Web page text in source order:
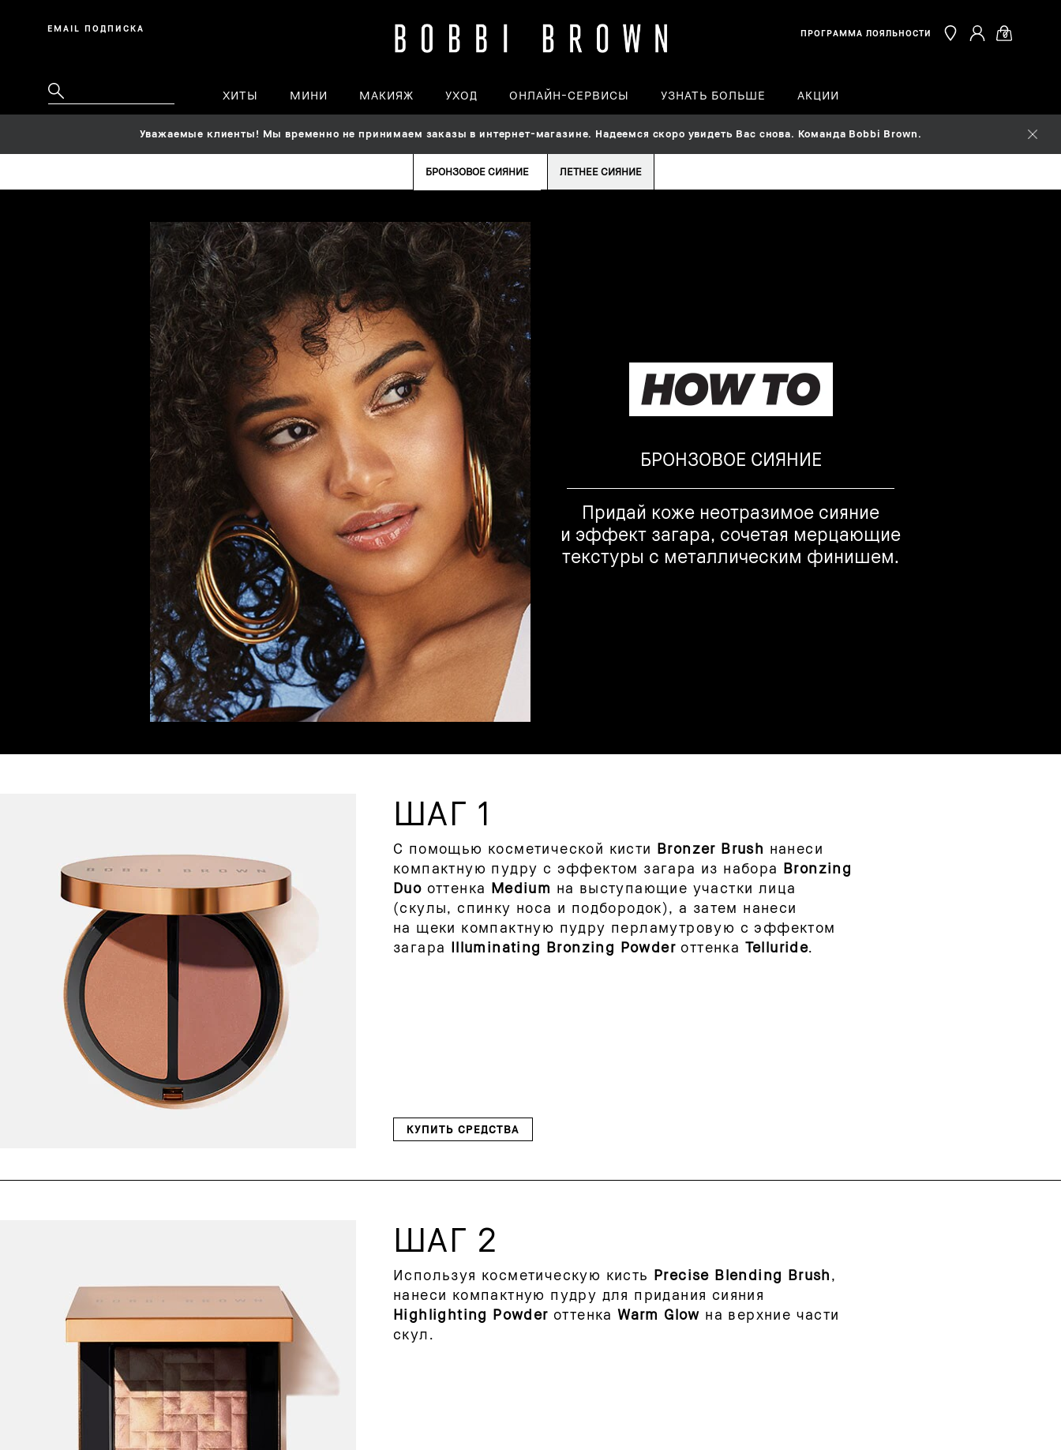
EMAIL ПОДПИСКА ПРОГРАММА ЛОЯЛЬНОСТИ 0
ХИТЫ МИНИ МАКИЯЖ УХОД ОНЛАЙН-СЕРВИСЫ УЗНАТЬ БОЛЬШЕ АКЦИИ
Уважаемые клиенты! Мы временно не принимаем заказы в интернет-магазине. Надеемся скоро увидеть Вас снова. Команда Bobbi Brown.
БРОНЗОВОЕ СИЯНИЕ ЛЕТНЕЕ СИЯНИЕ
БРОНЗОВОЕ СИЯНИЕ
Придай коже неотразимое сияние
и эффект загара, сочетая мерцающие
текстуры с металлическим финишем.
ШАГ 1
С помощью косметической кисти Bronzer Brush нанеси
компактную пудру с эффектом загара из набора Bronzing
Duo оттенка Medium на выступающие участки лица
(скулы, спинку носа и подбородок), а затем нанеси
на щеки компактную пудру перламутровую с эффектом
загара Illuminating Bronzing Powder оттенка Telluride.
КУПИТЬ СРЕДСТВА
ШАГ 2
Используя косметическую кисть Precise Blending Brush,
нанеси компактную пудру для придания сияния
Highlighting Powder оттенкаWarm Glow на верхние части
скул.